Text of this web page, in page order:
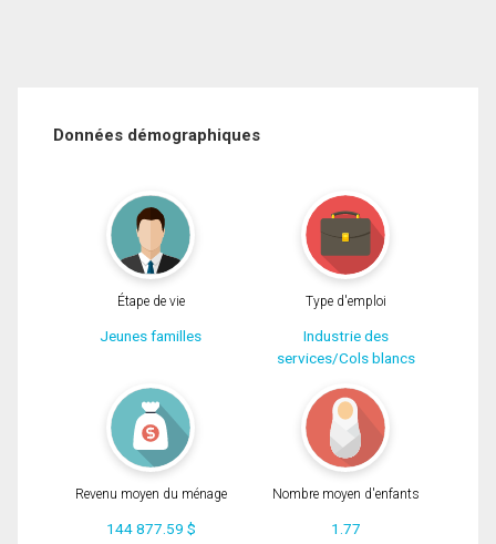
Données démographiques
Étape de vie
Jeunes familles
Type d'emploi
Industrie des
services/Cols blancs
Revenu moyen du ménage
144 877.59 $
Nombre moyen d'enfants
1.77